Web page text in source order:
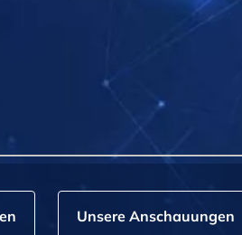
Unsere Anschauungen